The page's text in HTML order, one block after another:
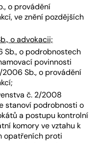
o provádění
ve znění pozdějších
o advokacii;
Sb., o podrobnostech
povinnosti
Sb., o provádění
č. 2/2008
stanoví podrobnosti o
a postupu kontrolní
komory ve vztahu k
opatřeních proti